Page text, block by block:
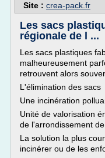
Site : crea-pack.fr
Les sacs
régionale de l ...
Les sacs plastiques
malheureusement
retrouvent alors
L'élimination des sacs
Une incinération
Unité de valorisation
de l'arrondissement de
La solution la plus
incinérer ou de les